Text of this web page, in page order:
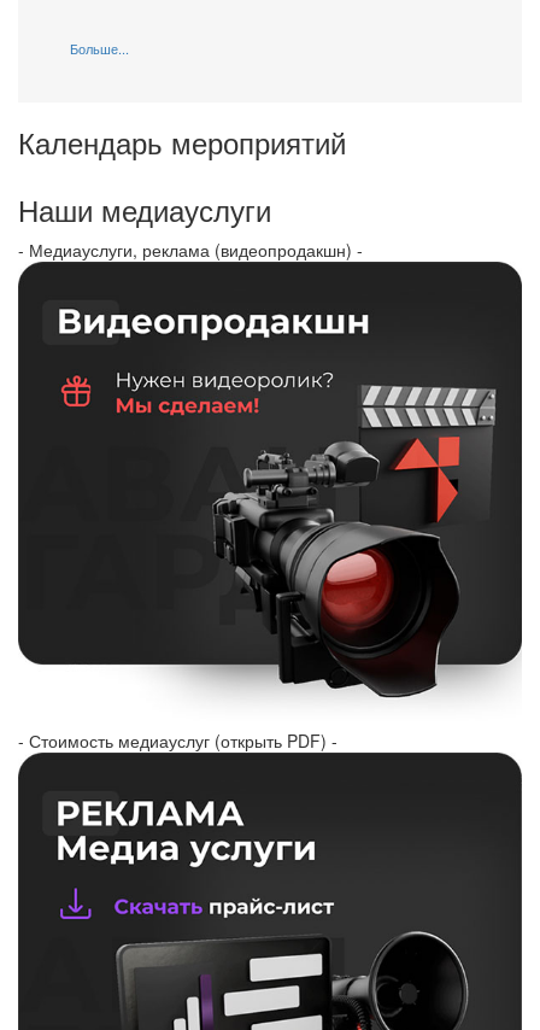
Больше...
Календарь мероприятий
Наши медиауслуги
- Медиауслуги, реклама (видеопродакшн) -
- Стоимость медиауслуг (открыть PDF) -